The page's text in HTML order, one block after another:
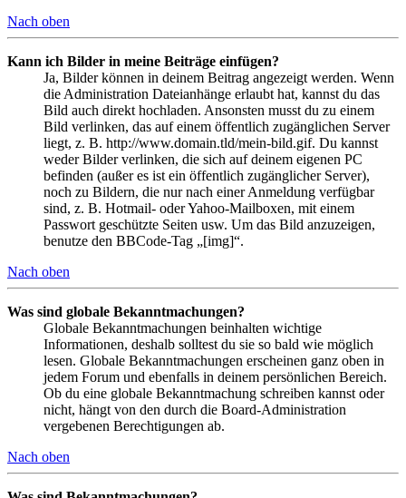
Nach oben
Kann ich Bilder in meine Beiträge einfügen?
Ja, Bilder können in deinem Beitrag angezeigt werden. Wenn
die Administration Dateianhänge erlaubt hat, kannst du das
Bild auch direkt hochladen. Ansonsten musst du zu einem
Bild verlinken, das auf einem öffentlich zugänglichen Server
liegt, z. B. http://www.domain.tld/mein-bild.gif. Du kannst
weder Bilder verlinken, die sich auf deinem eigenen PC
befinden (außer es ist ein öffentlich zugänglicher Server),
noch zu Bildern, die nur nach einer Anmeldung verfügbar
sind, z. B. Hotmail- oder Yahoo-Mailboxen, mit einem
Passwort geschützte Seiten usw. Um das Bild anzuzeigen,
benutze den BBCode-Tag „[img]“.
Nach oben
Was sind globale Bekanntmachungen?
Globale Bekanntmachungen beinhalten wichtige
Informationen, deshalb solltest du sie so bald wie möglich
lesen. Globale Bekanntmachungen erscheinen ganz oben in
jedem Forum und ebenfalls in deinem persönlichen Bereich.
Ob du eine globale Bekanntmachung schreiben kannst oder
nicht, hängt von den durch die Board-Administration
vergebenen Berechtigungen ab.
Nach oben